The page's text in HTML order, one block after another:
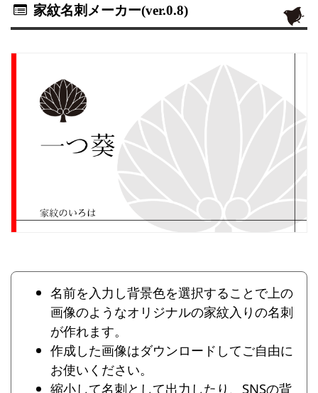
家紋名刺メーカー(ver.0.8)
名前を入力し背景色を選択することで上の
画像のようなオリジナルの家紋入りの名刺
が作れます。
作成した画像はダウンロードしてご自由に
お使いください。
縮小して名刺として出力したり、SNSの背